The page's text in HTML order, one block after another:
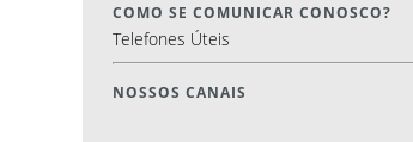
COMO SE COMUNICAR CONOSCO?
Telefones Úteis
NOSSOS CANAIS